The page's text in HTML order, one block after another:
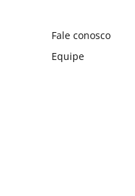
Fale conosco
Equipe